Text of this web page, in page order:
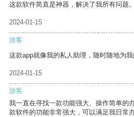
这款软件简直是神器，解决了我所有问题。
2024-01-15
游客
这款app就像我的私人助理，随时随地为我
2024-01-15
游客
我一直在寻找一款功能强大、操作简单的
款软件的功能非常强大，可以满足我日常